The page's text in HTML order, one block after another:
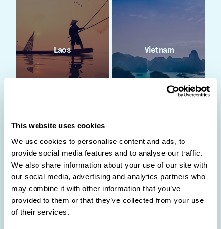
This website uses cookies
We use cookies to personalise content and ads, to
provide social media features and to analyse our traffic.
We also share information about your use of our site with
our social media, advertising and analytics partners who
may combine it with other information that you’ve
provided to them or that they’ve collected from your use
of their services.
Laos Vietnam
Sri Lanka
✈️
Où souhaites-tu
partir ?
Partage avec nous ton
projet. L'un de nos
Travel Designers te